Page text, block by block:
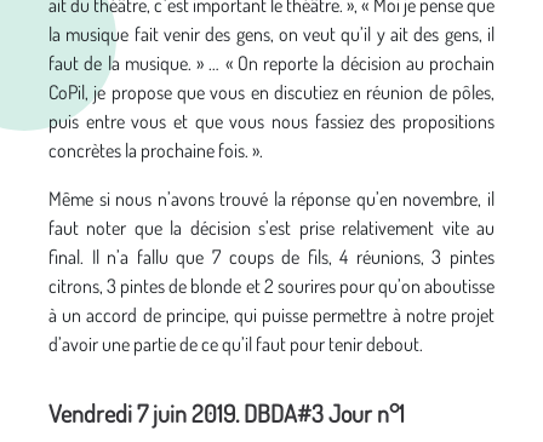
ait du théâtre, c’est important le théâtre. », « Moi je pense que
la musique fait venir des gens, on veut qu’il y ait des gens, il
faut de la musique. » … « On reporte la décision au prochain
CoPil, je propose que vous en discutiez en réunion de pôles,
puis entre vous et que vous nous fassiez des propositions
concrètes la prochaine fois. ».
Même si nous n’avons trouvé la réponse qu’en novembre, il
faut noter que la décision s’est prise relativement vite au
final. Il n’a fallu que 7 coups de fils, 4 réunions, 3 pintes
citrons, 3 pintes de blonde et 2 sourires pour qu’on aboutisse
à un accord de principe, qui puisse permettre à notre projet
d’avoir une partie de ce qu’il faut pour tenir debout.
Vendredi 7 juin 2019. DBDA#3 Jour n°1